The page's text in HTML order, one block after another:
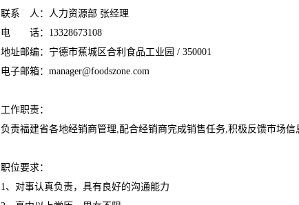
联系 人：人力资源部 张经理
电 话：13328673108
地址邮编：宁德市蕉城区合利食品工业园 / 350001
电子邮箱：manager@foodszone.com
工作职责：
负责福建省各地经销商管理,配合经销商完成销售任务,积极反馈市场信
职位要求：
1、对事认真负责，具有良好的沟通能力